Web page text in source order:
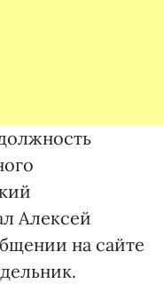
Алексей
на сайте